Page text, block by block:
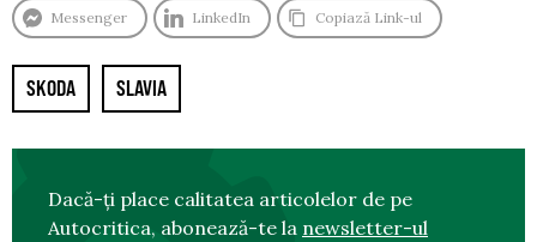
Messenger LinkedIn Copiază Link-ul
SKODA SLAVIA
Dacă-ți place calitatea articolelor de pe
Autocritica, abonează-te la newsletter-ul